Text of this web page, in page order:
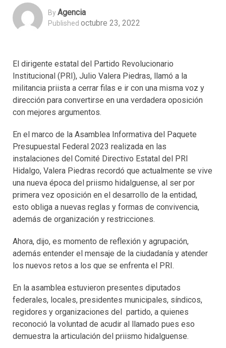
ByAgencia
Published octubre 23, 2022
El dirigente estatal del Partido Revolucionario
Institucional (PRI), Julio Valera Piedras, llamó a la
militancia priista a cerrar filas e ir con una misma voz y
dirección para convertirse en una verdadera oposición
con mejores argumentos.
En el marco de la Asamblea Informativa del Paquete
Presupuestal Federal 2023 realizada en las
instalaciones del Comité Directivo Estatal del PRI
Hidalgo, Valera Piedras recordó que actualmente se vive
una nueva época del priismo hidalguense, al ser por
primera vez oposición en el desarrollo de la entidad,
esto obliga a nuevas reglas y formas de convivencia,
además de organización y restricciones.
Ahora, dijo, es momento de reflexión y agrupación,
además entender el mensaje de la ciudadanía y atender
los nuevos retos a los que se enfrenta el PRI.
En la asamblea estuvieron presentes diputados
federales, locales, presidentes municipales, síndicos,
regidores y organizaciones del partido, a quienes
reconoció la voluntad de acudir al llamado pues eso
demuestra la articulación del priismo hidalguense.